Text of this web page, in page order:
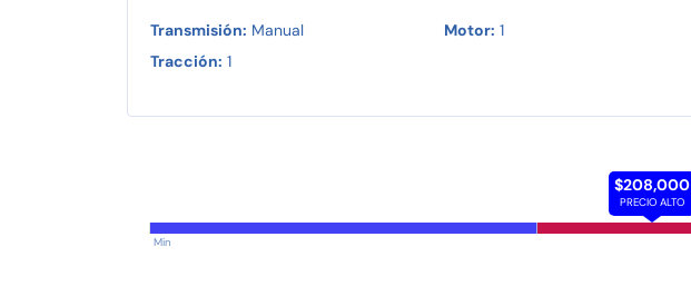
Transmisión: Manual
Tracción: 1
Motor: 1
$208,000
PRECIO ALTO
Min